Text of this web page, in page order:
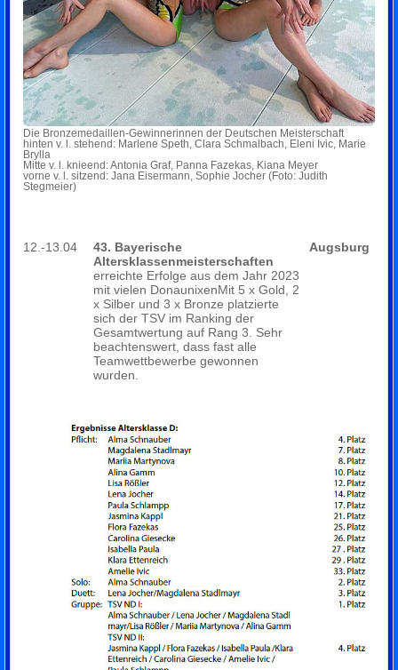
Die Bronzemedaillen-Gewinnerinnen der Deutschen Meisterschaft
hinten v. l. stehend: Marlene Speth, Clara Schmalbach, Eleni Ivic, Marie
Brylla
Mitte v. l. knieend: Antonia Graf, Panna Fazekas, Kiana Meyer
vorne v. l. sitzend: Jana Eisermann, Sophie Jocher (Foto: Judith
Stegmeier)
12.-13.04
43. Bayerische
Altersklassenmeisterschaften
erreichte Erfolge aus dem Jahr 2023
mit vielen DonaunixenMit 5 x Gold, 2
x Silber und 3 x Bronze platzierte
sich der TSV im Ranking der
Gesamtwertung auf Rang 3. Sehr
beachtenswert, dass fast alle
Teamwettbewerbe gewonnen
wurden.
Augsburg